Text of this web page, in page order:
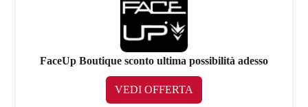
FaceUp Boutique sconto ultima possibilità adesso
VEDI OFFERTA